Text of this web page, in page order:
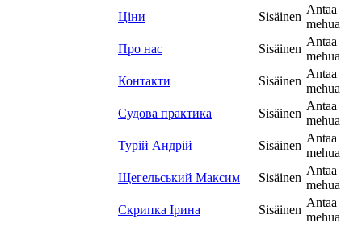
Ціни
Sisäinen
Antaa
mehua
Про нас
Sisäinen
Antaa
mehua
Контакти
Sisäinen
Antaa
mehua
Судова практика
Sisäinen
Antaa
mehua
Турій Андрій
Sisäinen
Antaa
mehua
Щегельський Максим
Sisäinen
Antaa
mehua
Скрипка Ірина
Sisäinen
Antaa
mehua